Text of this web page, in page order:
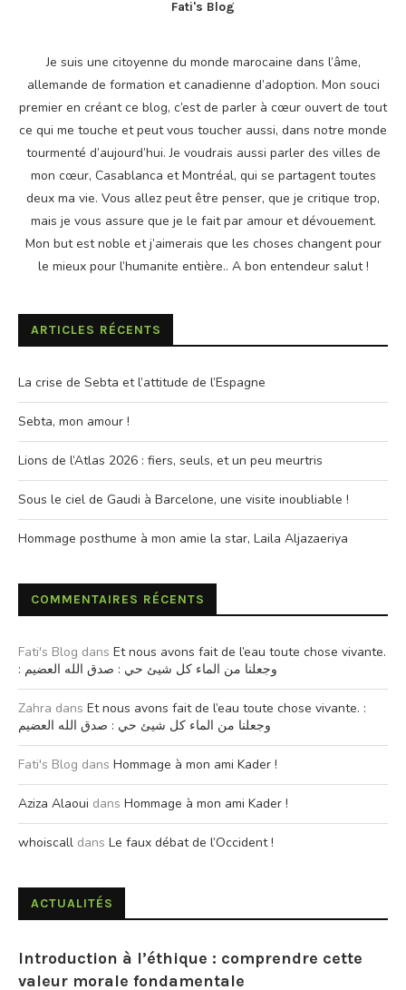
Fati's Blog
Je suis une citoyenne du monde marocaine dans l’âme,
allemande de formation et canadienne d’adoption. Mon souci
premier en créant ce blog, c’est de parler à cœur ouvert de tout
ce qui me touche et peut vous toucher aussi, dans notre monde
tourmenté d’aujourd’hui. Je voudrais aussi parler des villes de
mon cœur, Casablanca et Montréal, qui se partagent toutes
deux ma vie. Vous allez peut être penser, que je critique trop,
mais je vous assure que je le fait par amour et dévouement.
Mon but est noble et j’aimerais que les choses changent pour
le mieux pour l’humanite entière.. A bon entendeur salut !
ARTICLES RÉCENTS
La crise de Sebta et l’attitude de l’Espagne
Sebta, mon amour !
Lions de l’Atlas 2026 : fiers, seuls, et un peu meurtris
Sous le ciel de Gaudi à Barcelone, une visite inoubliable !
Hommage posthume à mon amie la star, Laila Aljazaeriya
COMMENTAIRES RÉCENTS
Fati's Blog dans Et nous avons fait de l’eau toute chose vivante.
: وجعلنا من الماء كل شيئ حي : صدق الله العضيم
Zahra dans Et nous avons fait de l’eau toute chose vivante. :
وجعلنا من الماء كل شيئ حي : صدق الله العضيم
Fati's Blog dans Hommage à mon ami Kader !
Aziza Alaoui dans Hommage à mon ami Kader !
whoiscall dans Le faux débat de l’Occident !
ACTUALITÉS
Introduction à l’éthique : comprendre cette
valeur morale fondamentale